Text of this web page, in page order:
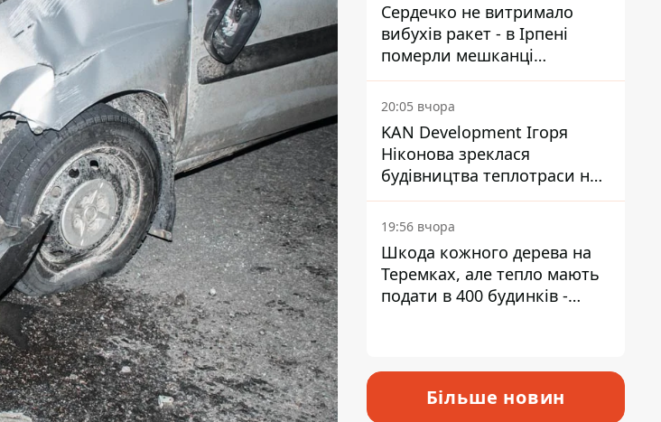
Сердечко не витримало
вибухів ракет - в Ірпені
померли мешканці
притулку для собак з
інвалідністю
20:05 вчора
KAN Development Ігоря
Ніконова зреклася
будівництва теплотраси на
Теремках
19:56 вчора
Шкода кожного дерева на
Теремках, але тепло мають
подати в 400 будинків -
Більше новин